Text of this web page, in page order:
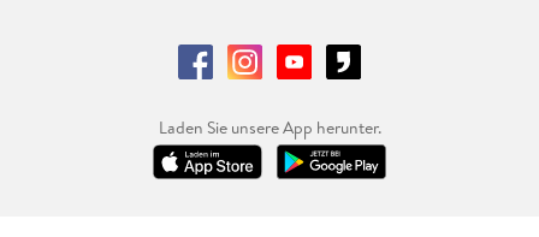
Laden Sie unsere App herunter.